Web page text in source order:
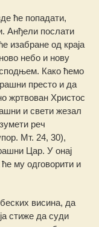
ће попадати,
Анђели послати
изабране од краја
небо и нову
Како ћемо
престо и да
жртвован Христос
и свети жезал
реч
Мт. 24, 30),
Цар. У онај
му одговорити и
висина, да
стиже да суди